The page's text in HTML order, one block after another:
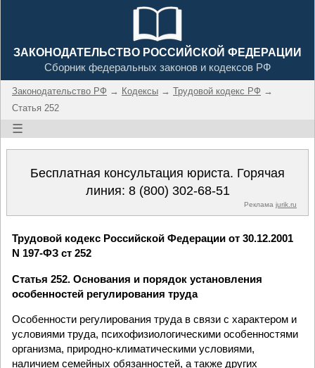
ЗАКОНОДАТЕЛЬСТВО РОССИЙСКОЙ ФЕДЕРАЦИИ
Сборник федеральных законов и кодексов РФ
Законодательство РФ → Кодексы → Трудовой кодекс РФ →
Статья 252
☰
Бесплатная консультация юриста. Горячая
линия: 8 (800) 302-68-51
Реклама jurik.ru
Трудовой кодекс Российской Федерации от 30.12.2001
N 197-ФЗ ст 252
Статья 252. Основания и порядок установления
особенностей регулирования труда
Особенности регулирования труда в связи с характером и
условиями труда, психофизиологическими особенностями
организма, природно-климатическими условиями,
наличием семейных обязанностей, а также других